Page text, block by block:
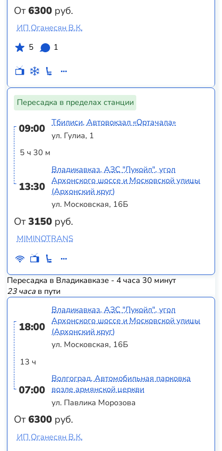
От6300 руб.
ИП Оганесян В.К.
5
1
Пересадка в пределах станции
09:00
5 ч 30 м
13:30
От3150 руб.
Тбилиси, Автовокзал «Ортачала»
ул. Гулиа, 1
Владикавказ, АЗС "Лукойл", угол
Архонского шоссе и Московской улицы
(Архонский круг)
ул. Московская, 16Б
MIMINOTRANS
Пересадка в Владикавказе - 4 часа 30 минут
23 часав пути
18:00
13 ч
07:00
От6300 руб.
Владикавказ, АЗС "Лукойл", угол
Архонского шоссе и Московской улицы
(Архонский круг)
ул. Московская, 16Б
Волгоград, Автомобильная парковка
возле армянской церкви
ул. Павлика Морозова
ИП Оганесян В.К.